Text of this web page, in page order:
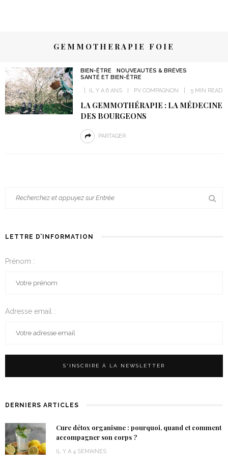
GEMMOTHERAPIE FOIE
BIEN-ÊTRE
NOUVEAUTÉS & BRÈVES
SANTÉ ET BIEN-ÊTRE
IL Y A 6 ANS
PV COMPAGNON 5 MIN READ
LA GEMMOTHÉRAPIE : LA MÉDECINE
DES BOURGEONS
PARTAGER
LETTRE D’INFORMATION
Prénom :
Adresse email :
DERNIERS ARTICLES
Cure détox organisme : pourquoi, quand et comment
accompagner son corps ?
IL Y A 4 SEMAINES